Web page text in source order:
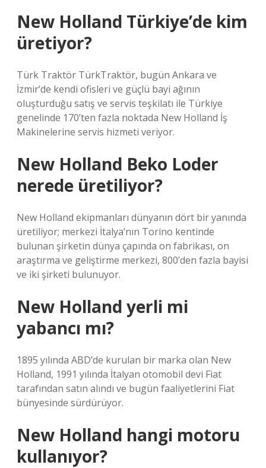
New Holland Türkiye’de kim
üretiyor?
Türk Traktör TürkTraktör, bugün Ankara ve
İzmir’de kendi ofisleri ve güçlü bayi ağının
oluşturduğu satış ve servis teşkilatı ile Türkiye
genelinde 170’ten fazla noktada New Holland İş
Makinelerine servis hizmeti veriyor.
New Holland Beko Loder
nerede üretiliyor?
New Holland ekipmanları dünyanın dört bir yanında
üretiliyor; merkezi İtalya’nın Torino kentinde
bulunan şirketin dünya çapında on fabrikası, on
araştırma ve geliştirme merkezi, 800’den fazla bayisi
ve iki şirketi bulunuyor.
New Holland yerli mi
yabancı mı?
1895 yılında ABD’de kurulan bir marka olan New
Holland, 1991 yılında İtalyan otomobil devi Fiat
tarafından satın alındı ​​ve bugün faaliyetlerini Fiat
bünyesinde sürdürüyor.
New Holland hangi motoru
kullanıyor?